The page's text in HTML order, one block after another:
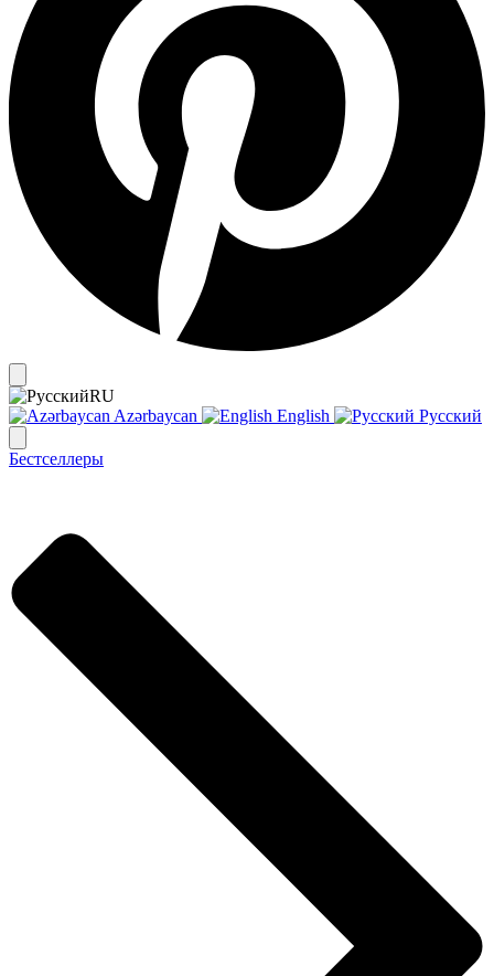
RU
Azərbaycan
English Русский
Бестселлеры